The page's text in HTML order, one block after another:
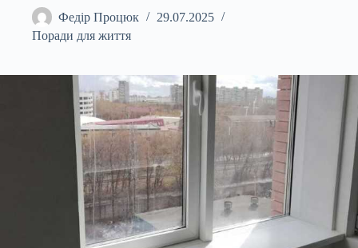
Федір Процюк
29.07.2025
Поради для життя